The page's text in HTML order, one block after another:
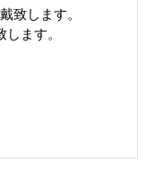
致します。
ます。